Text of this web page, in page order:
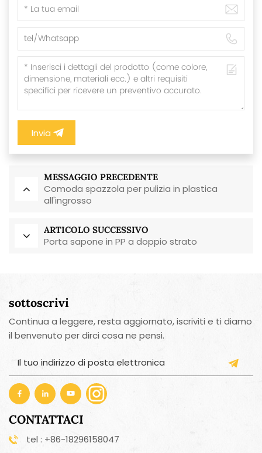
Invia
MESSAGGIO PRECEDENTE
Comoda spazzola per pulizia in plastica
all'ingrosso
ARTICOLO SUCCESSIVO
Porta sapone in PP a doppio strato
sottoscrivi
Continua a leggere, resta aggiornato, iscriviti e ti diamo
il benvenuto per dirci cosa ne pensi.
CONTATTACI
tel : +86-18296158047